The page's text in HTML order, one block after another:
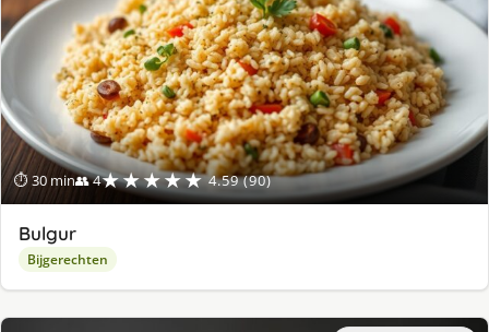
⏱ 30 min👥 4★★★★★ 4.59 (90)
Bulgur
Bijgerechten